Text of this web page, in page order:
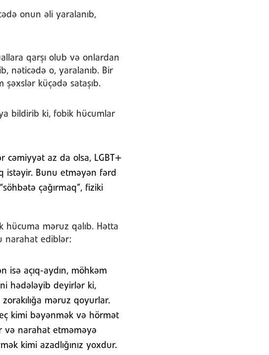
onun əli yaralanıb,
qarşı olub və onlardan
nəticədə o, yaralanıb. Bir
küçədə sataşıb.
bildirib ki, fobik hücumlar
cəmiyyət az da olsa, LGBT+
istəyir. Bunu etməyən fərd
çağırmaq”, fiziki
hücuma məruz qalıb. Hətta
narahat ediblər:
isə açıq-aydın, möhkəm
hədələyib deyirlər ki,
məruz qoyurlar.
kimi bəyənmək və hörmət
və narahat etməməyə
kimi azadlığınız yoxdur.